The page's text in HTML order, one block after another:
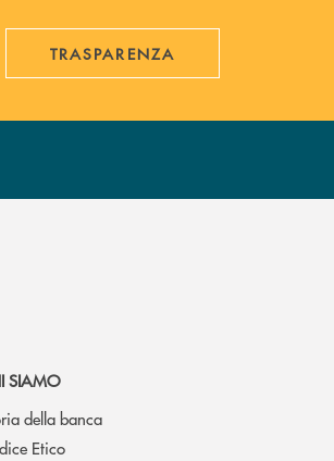
TRASPARENZA
SIAMO
della banca
Etico